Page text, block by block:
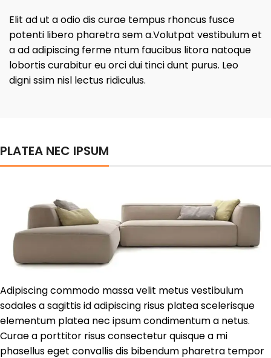
Elit ad ut a odio dis curae tempus rhoncus fusce
potenti libero pharetra sem a.Volutpat vestibulum et
a ad adipiscing ferme ntum faucibus litora natoque
lobortis curabitur eu orci dui tinci dunt purus. Leo
digni ssim nisl lectus ridiculus.
PLATEA NEC IPSUM
Adipiscing commodo massa velit metus vestibulum
sodales a sagittis id adipiscing risus platea scelerisque
elementum platea nec ipsum condimentum a netus.
Curae a porttitor risus consectetur quisque a mi
phasellus eget convallis dis bibendum pharetra tempor